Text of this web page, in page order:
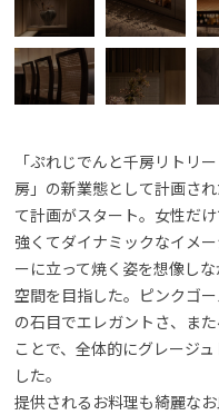
「ぷれじでんと千房リトリ
房」の新業態として計画さ
て計画がスタート。女性だ
強くてダイナミックなイメ
ーに立って焼く姿を想像し
空間を目指した。ピンクゴ
の石目でエレガントさ、ま
ことで、全体的にグレージ
した。
提供されるお料理も綺麗な